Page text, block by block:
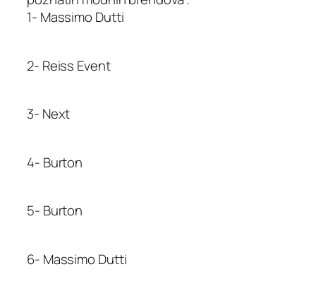
1- Massimo Dutti
2- Reiss Event
3- Next
4- Burton
5- Burton
6- Massimo Dutti